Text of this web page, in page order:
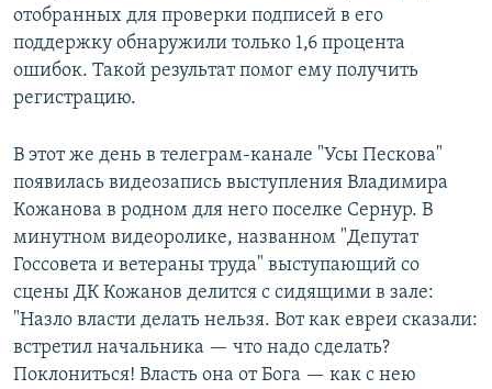
отобранных для проверки подписей в его
поддержку обнаружили только 1,6 процента
ошибок. Такой результат помог ему получить
регистрацию.
В этот же день в телеграм-канале "Усы Пескова"
появилась видеозапись выступления Владимира
Кожанова в родном для него поселке Сернур. В
минутном видеоролике, названном "Депутат
Госсовета и ветераны труда" выступающий со
сцены ДК Кожанов делится с сидящими в зале:
"Назло власти делать нельзя. Вот как евреи сказали:
встретил начальника — что надо сделать?
Поклониться! Власть она от Бога — как с нею